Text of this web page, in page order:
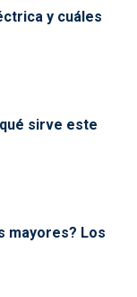
y cuáles
sirve este
mayores? Los